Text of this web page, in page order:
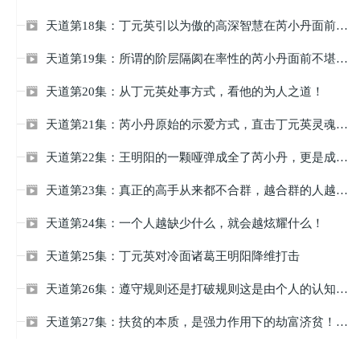
 天道第18集：丁元英引以为傲的高深智慧在芮小丹面前竟然苍白无力！
 天道第19集：所谓的阶层隔阂在率性的芮小丹面前不堪一击！
 天道第20集：从丁元英处事方式，看他的为人之道！
 天道第21集：芮小丹原始的示爱方式，直击丁元英灵魂！给他上了一课！
 天道第22集：王明阳的一颗哑弹成全了芮小丹，更是成全了丁元英！
 天道第23集：真正的高手从来都不合群，越合群的人越平庸！
 天道第24集：一个人越缺少什么，就会越炫耀什么！
 天道第25集：丁元英对冷面诸葛王明阳降维打击
 天道第26集：遵守规则还是打破规则这是由个人的认知决定的！
 天道第27集：扶贫的本质，是强力作用下的劫富济贫！丁元英厉害了！